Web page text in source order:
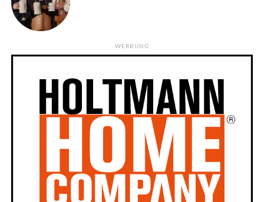
WERBUNG